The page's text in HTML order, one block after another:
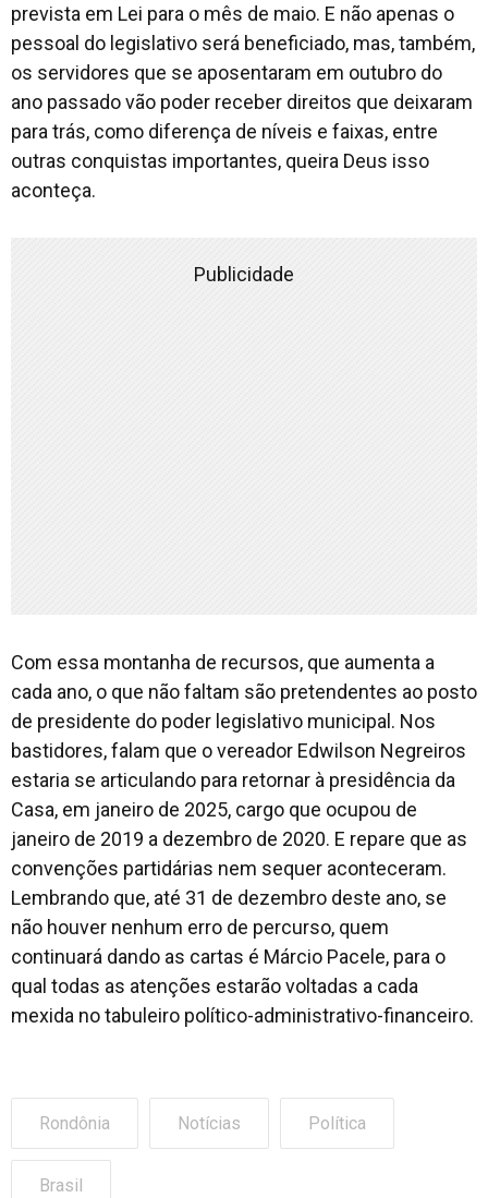
prevista em Lei para o mês de maio. E não apenas o
pessoal do legislativo será beneficiado, mas, também,
os servidores que se aposentaram em outubro do
ano passado vão poder receber direitos que deixaram
para trás, como diferença de níveis e faixas, entre
outras conquistas importantes, queira Deus isso
aconteça.
Publicidade
Com essa montanha de recursos, que aumenta a
cada ano, o que não faltam são pretendentes ao posto
de presidente do poder legislativo municipal. Nos
bastidores, falam que o vereador Edwilson Negreiros
estaria se articulando para retornar à presidência da
Casa, em janeiro de 2025, cargo que ocupou de
janeiro de 2019 a dezembro de 2020. E repare que as
convenções partidárias nem sequer aconteceram.
Lembrando que, até 31 de dezembro deste ano, se
não houver nenhum erro de percurso, quem
continuará dando as cartas é Márcio Pacele, para o
qual todas as atenções estarão voltadas a cada
mexida no tabuleiro político-administrativo-financeiro.
Rondônia Notícias Política
Brasil